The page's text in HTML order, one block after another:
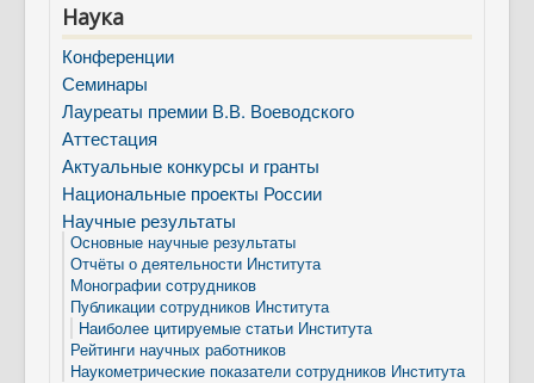
Наука
Конференции
Семинары
Лауреаты премии В.В. Воеводского
Аттестация
Актуальные конкурсы и гранты
Национальные проекты России
Научные результаты
Основные научные результаты
Отчёты о деятельности Института
Монографии сотрудников
Публикации сотрудников Института
Наиболее цитируемые статьи Института
Рейтинги научных работников
Наукометрические показатели сотрудников Института